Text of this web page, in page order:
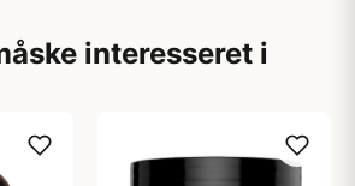
interesseret i